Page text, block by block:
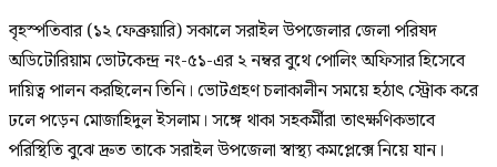
বৃহস্পতিবার (১২ ফেব্রুয়ারি) সকালে সরাইল উপজেলার জেলা পরিষদ
অডিটোরিয়াম ভোটকেন্দ্র নং-৫১-এর ২ নম্বর বুথে পোলিং অফিসার হিসেবে
দায়িত্ব পালন করছিলেন তিনি। ভোটগ্রহণ চলাকালীন সময়ে হঠাৎ স্ট্রোক করে
ঢলে পড়েন মোজাহিদুল ইসলাম। সঙ্গে থাকা সহকর্মীরা তাৎক্ষণিকভাবে
পরিস্থিতি বুঝে দ্রুত তাকে সরাইল উপজেলা স্বাস্থ্য কমপ্লেক্সে নিয়ে যান।